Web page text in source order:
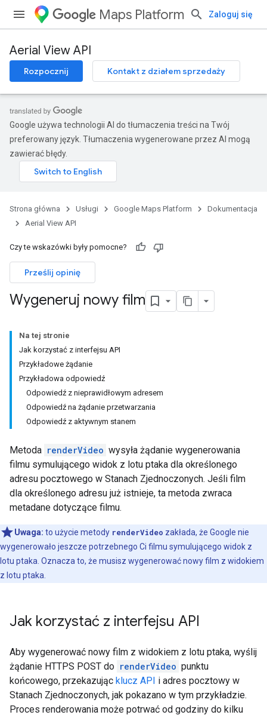
Maps Platform Zaloguj się
Aerial View API
Rozpocznij Kontakt z działem sprzedaży
Google używa technologii AI do tłumaczenia treści na Twój
preferowany język. Tłumaczenia wygenerowane przez AI mogą
zawierać błędy.
Strona główna Usługi Google Maps Platform
Dokumentacja
Aerial View API
Czy te wskazówki były pomocne?
Prześlij opinię
Wygeneruj nowy film
Na tej stronie
Jak korzystać z interfejsu API
Przykładowe żądanie
Przykładowa odpowiedź
Odpowiedź z nieprawidłowym adresem
Odpowiedź na żądanie przetwarzania
Odpowiedź z aktywnym stanem
Metoda renderVideo wysyła żądanie wygenerowania
filmu symulującego widok z lotu ptaka dla określonego
adresu pocztowego w Stanach Zjednoczonych. Jeśli film
dla określonego adresu już istnieje, ta metoda zwraca
metadane dotyczące filmu.
Uwaga: to użycie metody renderVideo zakłada, że Google nie
wygenerowało jeszcze potrzebnego Ci filmu symulującego widok z
lotu ptaka. Oznacza to, że musisz wygenerować nowy film z widokiem
z lotu ptaka.
Jak korzystać z interfejsu API
Aby wygenerować nowy film z widokiem z lotu ptaka, wyślij
żądanie HTTPS POST do renderVideo punktu
końcowego, przekazując klucz API i adres pocztowy w
Stanach Zjednoczonych, jak pokazano w tym przykładzie.
Proces renderowania może potrwać od godziny do kilku